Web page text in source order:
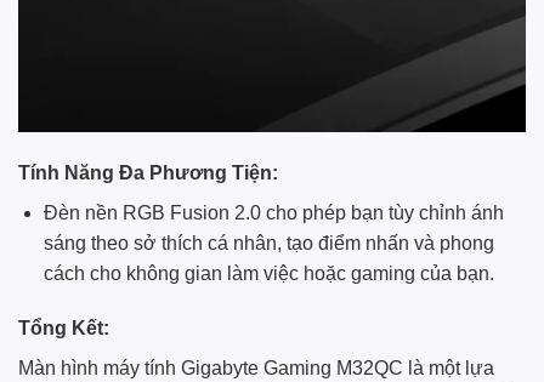
Tính Năng Đa Phương Tiện:
Đèn nền RGB Fusion 2.0 cho phép bạn tùy chỉnh ánh
sáng theo sở thích cá nhân, tạo điểm nhấn và phong
cách cho không gian làm việc hoặc gaming của bạn.
Tổng Kết:
Màn hình máy tính Gigabyte Gaming M32QC là một lựa